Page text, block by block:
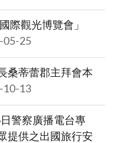
際觀光博覽會」
05-25
桑蒂蕾郡主拜會本
10-13
警察廣播電台專
提供之出國旅行安